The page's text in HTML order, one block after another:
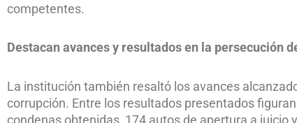
competentes.
Destacan avances y resultados en la persecución
La institución también resaltó los avances
corrupción. Entre los resultados presentados
condenas obtenidas, 174 autos de apertura a juicio